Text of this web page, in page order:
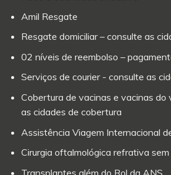
Amil Resgate
Resgate domiciliar – consulte as
02 níveis de reembolso –
Serviços de courier - consulte as
Cobertura de vacinas e vacinas do
as cidades de cobertura
Assistência Viagem Internacional
Cirurgia oftalmológica refrativa sem
Transplantes além do Rol da ANS